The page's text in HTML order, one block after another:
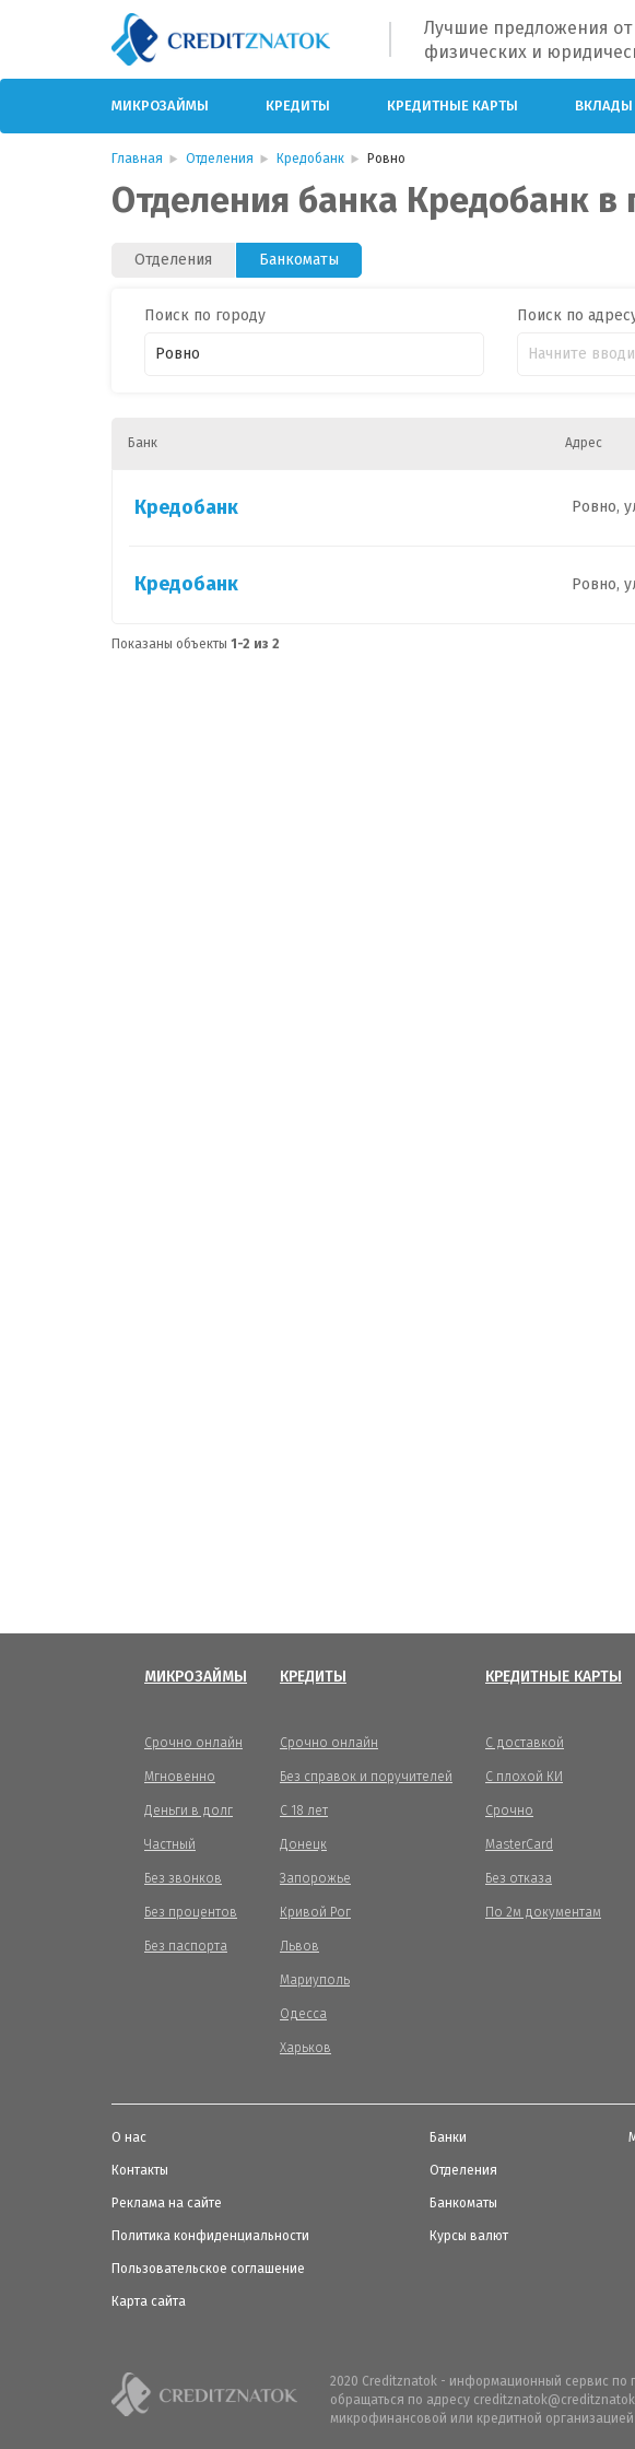
Лучшие предложения от
физических и
МИКРОЗАЙМЫ КРЕДИТЫ КРЕДИТНЫЕ КАРТЫ ВКЛАДЫ
Главная Отделения Кредобанк Ровно
Отделения банка Кредобанк в
Отделения Банкоматы
Поиск по городу Поиск по
Банк Адрес
Кредобанк Ровно,
Кредобанк Ровно,
Показаны объекты 1-2 из 2
МИКРОЗАЙМЫ
Срочно онлайн
Мгновенно
Деньги в долг
Частный
Без звонков
Без процентов
Без паспорта
КРЕДИТЫ
Срочно онлайн
Без справок и поручителей
С 18 лет
Донецк
Запорожье
Кривой Рог
Львов
Мариуполь
Одесса
Харьков
КРЕДИТНЫЕ КАРТЫ
С доставкой
С плохой КИ
Срочно
MasterCard
Без отказа
По 2м документам
О нас
Контакты
Реклама на сайте
Политика конфиденциальности
Пользовательское соглашение
Карта сайта
Банки
Отделения
Банкоматы
Курсы валют
2020 Creditznatok - информационный сервис по
обращаться по адресу
микрофинансовой или кредитной